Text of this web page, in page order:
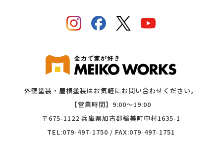
外壁塗装・屋根塗装はお気軽にお問い合わせください。
【営業時間】9:00〜19:00
〒675-1122 兵庫県加古郡稲美町中村1635-1
TEL:079-497-1750 / FAX:079-497-1751